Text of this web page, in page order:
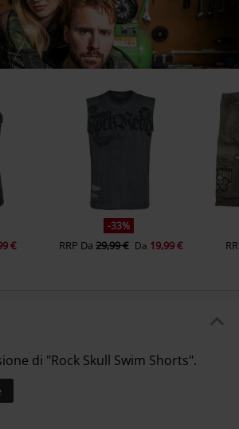
€
-33%
RRP Da29,99 € Da 19,99 €
di "Rock Skull Swim Shorts".